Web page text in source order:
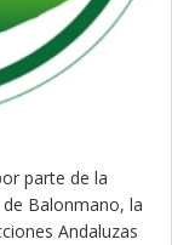
parte de la
Balonmano, la
Andaluzas